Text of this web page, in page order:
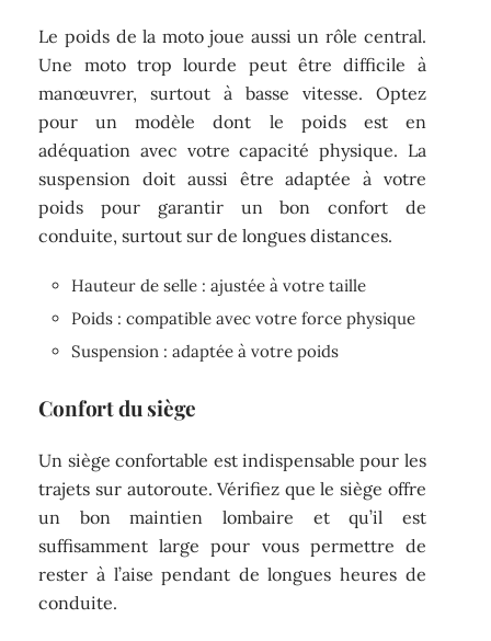
Le poids de la moto joue aussi un rôle central.
Une moto trop lourde peut être difficile à
manœuvrer, surtout à basse vitesse. Optez
pour un modèle dont le poids est en
adéquation avec votre capacité physique. La
suspension doit aussi être adaptée à votre
poids pour garantir un bon confort de
conduite, surtout sur de longues distances.
Hauteur de selle : ajustée à votre taille
Poids : compatible avec votre force physique
Suspension : adaptée à votre poids
Confort du siège
Un siège confortable est indispensable pour les
trajets sur autoroute. Vérifiez que le siège offre
un bon maintien lombaire et qu’il est
suffisamment large pour vous permettre de
rester à l’aise pendant de longues heures de
conduite.